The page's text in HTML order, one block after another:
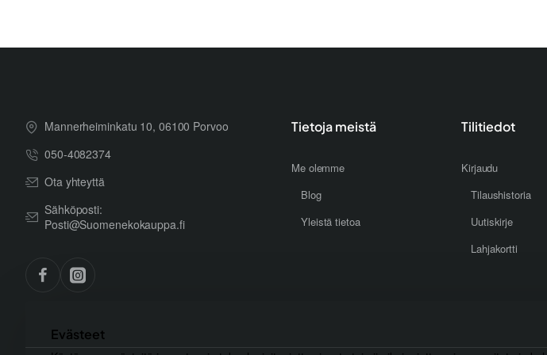
Evästeet
Mannerheiminkatu 10, 06100 Porvoo
050-4082374
Ota yhteyttä
Sähköposti:
Posti@Suomenekokauppa.fi
Tietoja meistä
Me olemme
Blog
Yleistä tietoa
Tilitiedot
Kirjaudu
Tilaushistoria
Uutiskirje
Lahjakortti